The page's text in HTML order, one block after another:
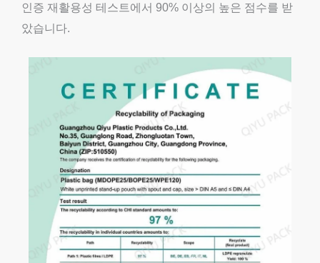
인증 재활용성 테스트에서 90% 이상의 높은 점수를 받
았습니다.